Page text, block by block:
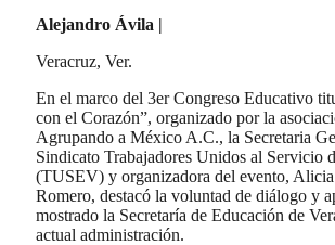
Alejandro Ávila |
Veracruz, Ver.
En el marco del 3er Congreso Educativo
con el Corazón”, organizado por la
Agrupando a México A.C., la Secretaria
Sindicato Trabajadores Unidos al Servicio
(TUSEV) y organizadora del evento,
Romero, destacó la voluntad de diálogo y
mostrado la Secretaría de Educación de
actual administración.